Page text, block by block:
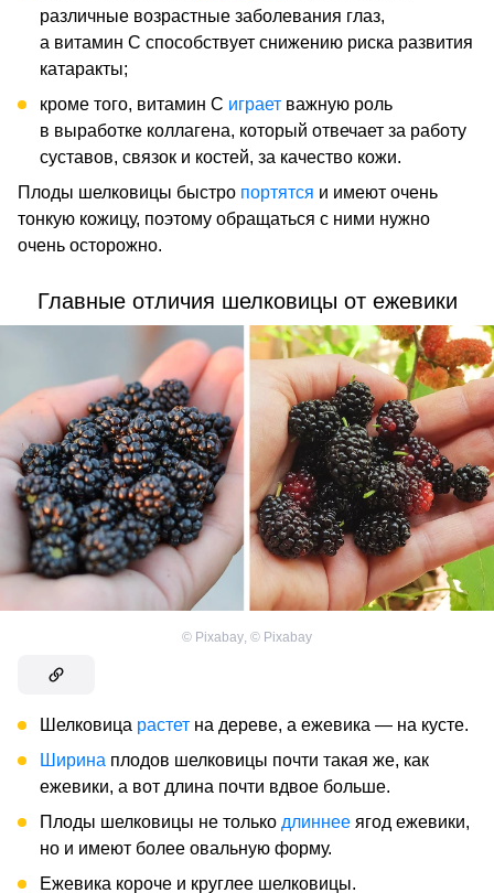
различные возрастные заболевания глаз,
а витамин С способствует снижению риска развития
катаракты;
кроме того, витамин С играет важную роль
в выработке коллагена, который отвечает за работу
суставов, связок и костей, за качество кожи.
Плоды шелковицы быстро портятся и имеют очень
тонкую кожицу, поэтому обращаться с ними нужно
очень осторожно.
Главные отличия шелковицы от ежевики
© Pixabay, © Pixabay
Шелковица растет на дереве, а ежевика — на кусте.
Ширина плодов шелковицы почти такая же, как
ежевики, а вот длина почти вдвое больше.
Плоды шелковицы не только длиннее ягод ежевики,
но и имеют более овальную форму.
Ежевика короче и круглее шелковицы.